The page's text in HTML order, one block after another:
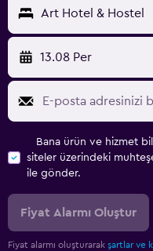
Art Hotel & Hostel
13.08 Per
Bana ürün ve hizmet
siteler üzerindeki
ile gönder.
Fiyat Alarmı Oluştur
Fiyat alarmı oluşturarak şartlar ve